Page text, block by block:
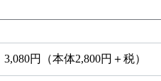
3,080円（本体2,800円＋税）